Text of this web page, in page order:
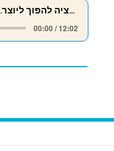
מדיטציה להפוך ליוצר.ת מציאות
00:00 / 12:02